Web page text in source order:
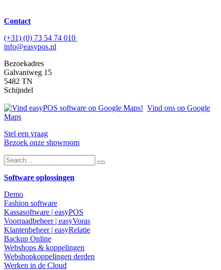
Contact
(+31) (0) 73 54 74 010
info@easypos.nl
Bezoekadres
Galvaniweg 15
5482 TN
Schijndel
Vind ons op Google
Maps
Stel een vraag
Bezoek onze showroom
Software oplossingen
Demo
Fashion software
Kassasoftware | easyPOS
Voorraadbeheer | easyVoras
Klantenbeheer | easyRelatie
Backup Online
Webshops & koppelingen
Webshopkoppelingen derden
Werken in de Cloud